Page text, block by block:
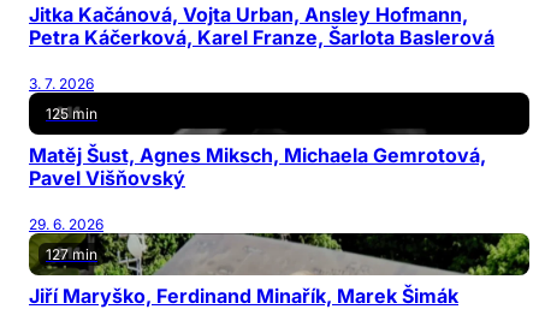
Jitka Kačánová, Vojta Urban, Ansley Hofmann,
Petra Káčerková, Karel Franze, Šarlota Baslerová
3. 7. 2026
125 min
Matěj Šust, Agnes Miksch, Michaela Gemrotová,
Pavel Višňovský
29. 6. 2026
127 min
Jiří Maryško, Ferdinand Minařík, Marek Šimák